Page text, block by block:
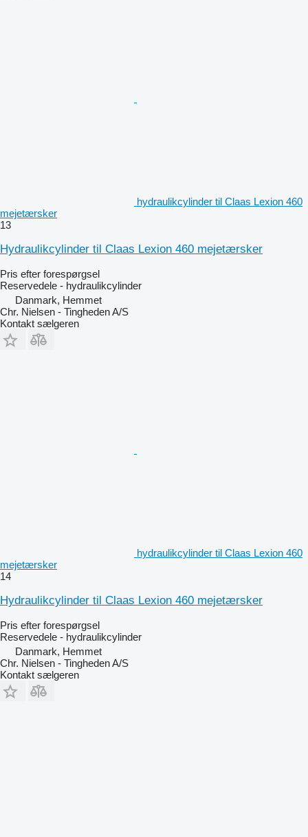
hydraulikcylinder til Claas Lexion 460
mejetærsker
13
Hydraulikcylinder til Claas Lexion 460 mejetærsker
Pris efter forespørgsel
Reservedele - hydraulikcylinder
Danmark, Hemmet
Chr. Nielsen - Tingheden A/S
Kontakt sælgeren
hydraulikcylinder til Claas Lexion 460
mejetærsker
14
Hydraulikcylinder til Claas Lexion 460 mejetærsker
Pris efter forespørgsel
Reservedele - hydraulikcylinder
Danmark, Hemmet
Chr. Nielsen - Tingheden A/S
Kontakt sælgeren